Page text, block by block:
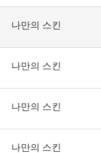
나만의 스킨
나만의 스킨
나만의 스킨
나만의 스킨